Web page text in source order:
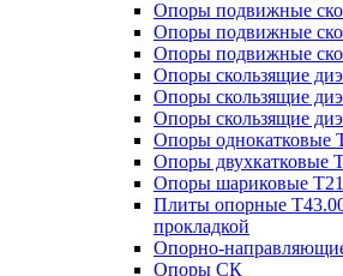
Опоры подвижные
Опоры подвижные
Опоры подвижные
Опоры скользящие
Опоры скользящие
Опоры скользящие
Опоры однокатковые
Опоры двухкатковые
Опоры шариковые
Плиты опорные
прокладкой
Опорно-
Опоры СК